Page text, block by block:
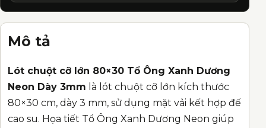
Mô tả
Lót chuột cỡ lớn 80×30 Tổ Ông Xanh Dương
Neon Dày 3mm là lót chuột cỡ lớn kích thước
80×30 cm, dày 3 mm, sử dụng mặt vải kết hợp đế
cao su. Họa tiết Tổ Ông Xanh Dương Neon giúp